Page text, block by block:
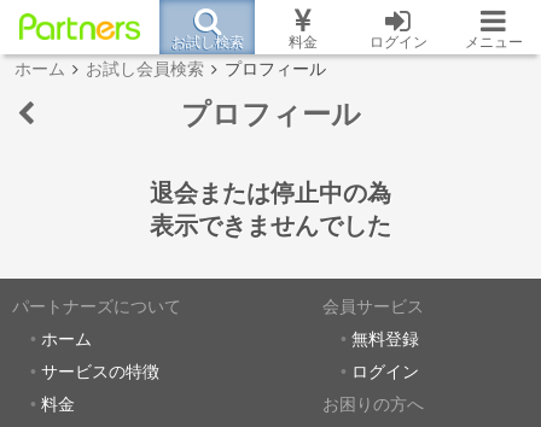
お試し検索 料金 ログイン メニュー
ホーム お試し会員検索 プロフィール
プロフィール
退会または停止中の為
表示できませんでした
パートナーズについて
ホーム
サービスの特徴
料金
会員サービス
無料登録
ログイン
お困りの方へ